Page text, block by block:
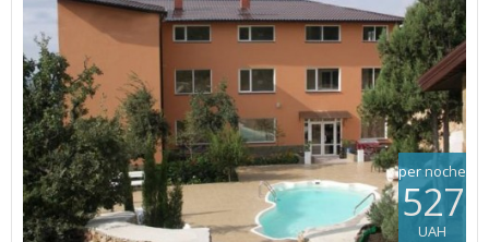
per noche
527
UAH